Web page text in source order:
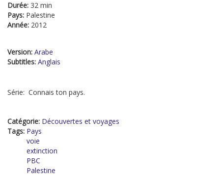
Durée: 32 min
Pays: Palestine
Année: 2012
Version: Arabe
Subtitles: Anglais
Série: Connais ton pays.
Catégorie: Découvertes et voyages
Tags: Pays
voie
extinction
PBC
Palestine